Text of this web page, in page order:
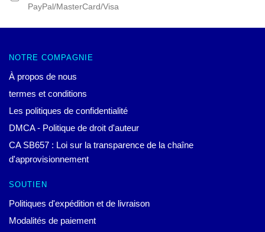
PayPal/MasterCard/Visa
NOTRE COMPAGNIE
À propos de nous
termes et conditions
Les politiques de confidentialité
DMCA - Politique de droit d'auteur
CA SB657 : Loi sur la transparence de la chaîne
d'approvisionnement
SOUTIEN
Politiques d'expédition et de livraison
Modalités de paiement